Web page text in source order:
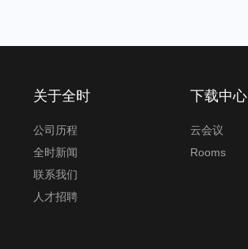
关于全时
公司历程
全时新闻
联系我们
人才招聘
下载中心
云会议
Rooms